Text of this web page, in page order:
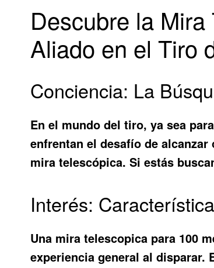
Descubre la
Aliado en el Tiro
Conciencia: La
En el mundo del tiro, ya sea
enfrentan el desafío de
mira telescópica. Si estás
Interés:
Una mira telescopica para 100
experiencia general al disparar.